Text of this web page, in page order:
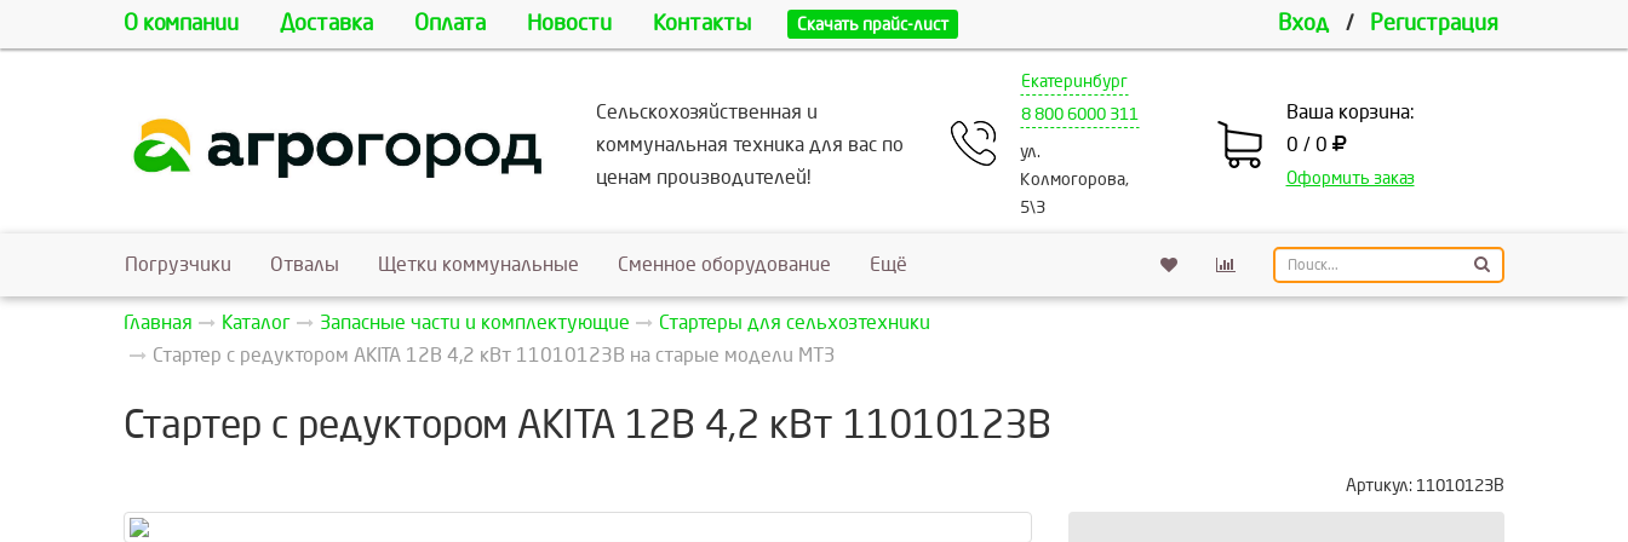
О компании Доставка Оплата Новости Контакты Скачать прайс-лист Вход / Регистрация
Сельскохозяйственная и
коммунальная техника для вас по
ценам производителей!
Екатеринбург
8 800 6000 311
ул.
Колмогорова,
5\3
Ваша корзина:
0 / 0
Оформить заказ
Погрузчики Отвалы Щетки коммунальные Сменное оборудование Ещё
Главная Каталог Запасные части и комплектующие
Стартеры для сельхозтехники
Стартер с редуктором AKITA 12В 4,2 кВт 11010123В на старые модели МТЗ
Стартер с редуктором AKITA 12В 4,2 кВт 11010123В
Артикул: 11010123В